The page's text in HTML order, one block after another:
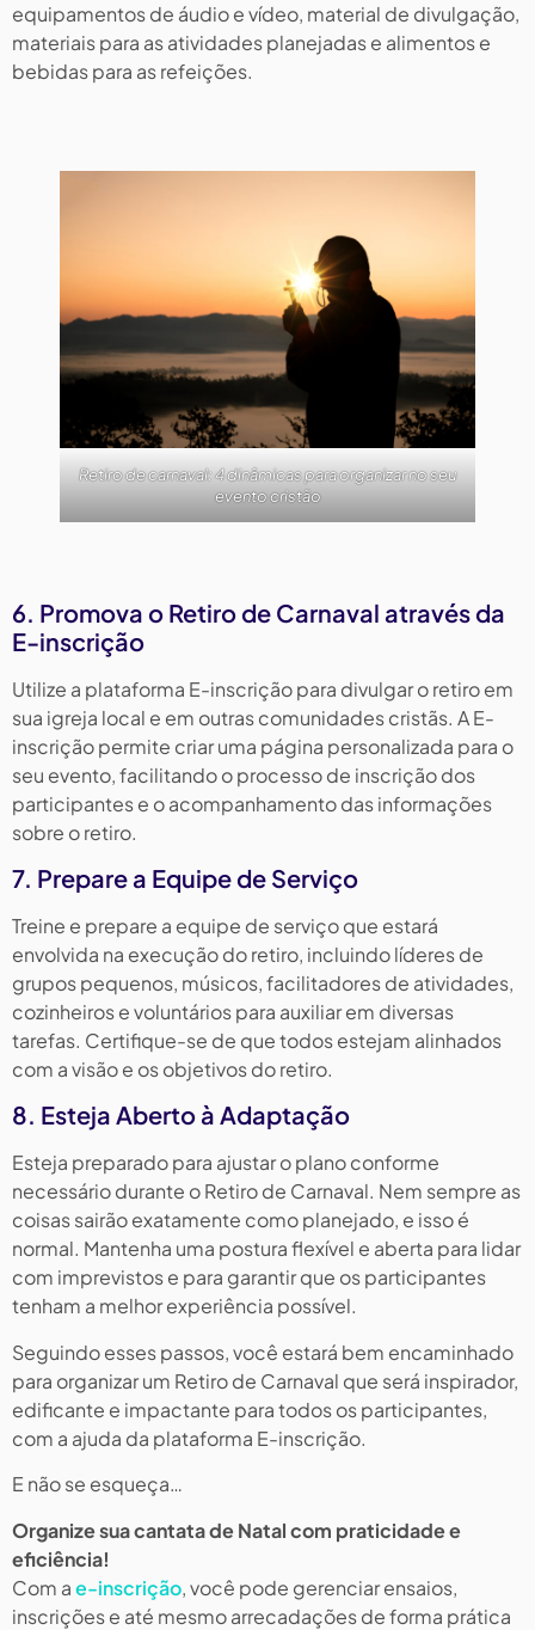
equipamentos de áudio e vídeo, material de divulgação,
materiais para as atividades planejadas e alimentos e
bebidas para as refeições.
Retiro de carnaval: 4 dinâmicas para organizar no seu
evento cristão
6. Promova o Retiro de Carnaval através da
E-inscrição
Utilize a plataforma E-inscrição para divulgar o retiro em
sua igreja local e em outras comunidades cristãs. A E-
inscrição permite criar uma página personalizada para o
seu evento, facilitando o processo de inscrição dos
participantes e o acompanhamento das informações
sobre o retiro.
7. Prepare a Equipe de Serviço
Treine e prepare a equipe de serviço que estará
envolvida na execução do retiro, incluindo líderes de
grupos pequenos, músicos, facilitadores de atividades,
cozinheiros e voluntários para auxiliar em diversas
tarefas. Certifique-se de que todos estejam alinhados
com a visão e os objetivos do retiro.
8. Esteja Aberto à Adaptação
Esteja preparado para ajustar o plano conforme
necessário durante o Retiro de Carnaval. Nem sempre as
coisas sairão exatamente como planejado, e isso é
normal. Mantenha uma postura flexível e aberta para lidar
com imprevistos e para garantir que os participantes
tenham a melhor experiência possível.
Seguindo esses passos, você estará bem encaminhado
para organizar um Retiro de Carnaval que será inspirador,
edificante e impactante para todos os participantes,
com a ajuda da plataforma E-inscrição.
E não se esqueça…
Organize sua cantata de Natal com praticidade e
eficiência!
Com ae-inscrição, você pode gerenciar ensaios,
inscrições e até mesmo arrecadações de forma prática